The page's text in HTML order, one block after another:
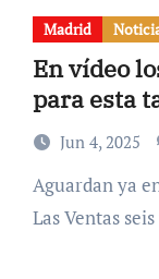
Madrid
En vídeo
para esta
Jun 4, 2025
Aguardan ya en los corrales de la Plaza de Toros de
Las Ventas